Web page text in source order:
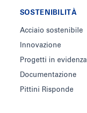
SOSTENIBILITÀ
Acciaio sostenibile
Innovazione
Progetti in evidenza
Documentazione
Pittini Risponde